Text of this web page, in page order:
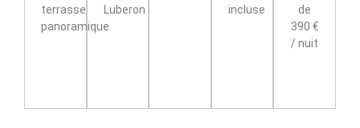
terrasse
panoramique
Luberon
incluse
de
390 €
/ nuit